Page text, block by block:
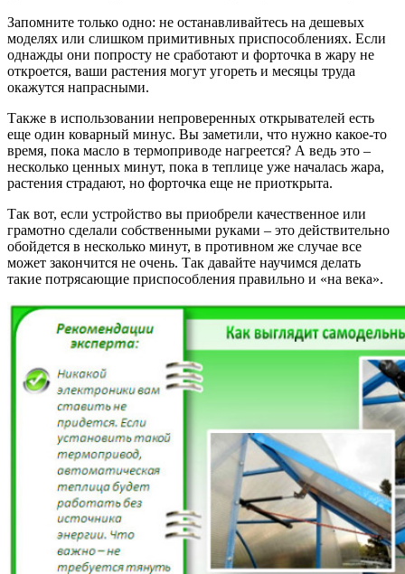
Запомните только одно: не останавливайтесь на дешевых
моделях или слишком примитивных приспособлениях. Если
однажды они попросту не сработают и форточка в жару не
откроется, ваши растения могут угореть и месяцы труда
окажутся напрасными.
Также в использовании непроверенных открывателей есть
еще один коварный минус. Вы заметили, что нужно какое-то
время, пока масло в термоприводе нагреется? А ведь это –
несколько ценных минут, пока в теплице уже началась жара,
растения страдают, но форточка еще не приоткрыта.
Так вот, если устройство вы приобрели качественное или
грамотно сделали собственными руками – это действительно
обойдется в несколько минут, в противном же случае все
может закончится не очень. Так давайте научимся делать
такие потрясающие приспособления правильно и «на века».